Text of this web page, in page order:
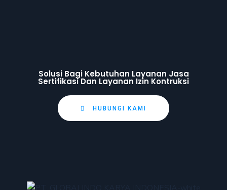
Solusi Bagi Kebutuhan Layanan Jasa
Sertifikasi Dan Layanan Izin Kontruksi
HUBUNGI KAMI